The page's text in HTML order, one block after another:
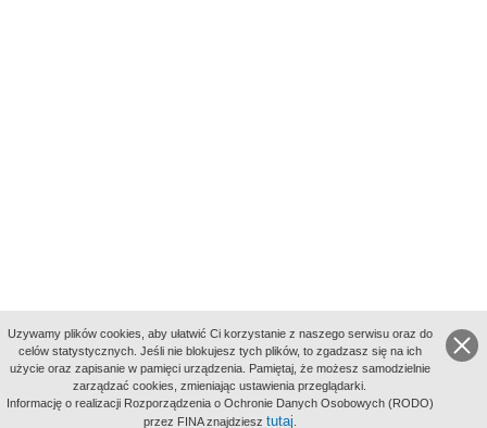
aktywności
Uzywamy plików cookies, aby ułatwić Ci korzystanie z naszego serwisu oraz do
celów statystycznych. Jeśli nie blokujesz tych plików, to zgadzasz się na ich
użycie oraz zapisanie w pamięci urządzenia. Pamiętaj, że możesz samodzielnie
zarządzać cookies, zmieniając ustawienia przeglądarki.
Informację o realizacji Rozporządzenia o Ochronie Danych Osobowych (RODO)
przez FINA znajdziesz tutaj